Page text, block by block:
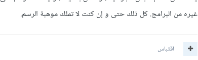
غيره من البرامج. كل ذلك حتى و إن كنت لا تملك موهبة الرسم.
اقتباس